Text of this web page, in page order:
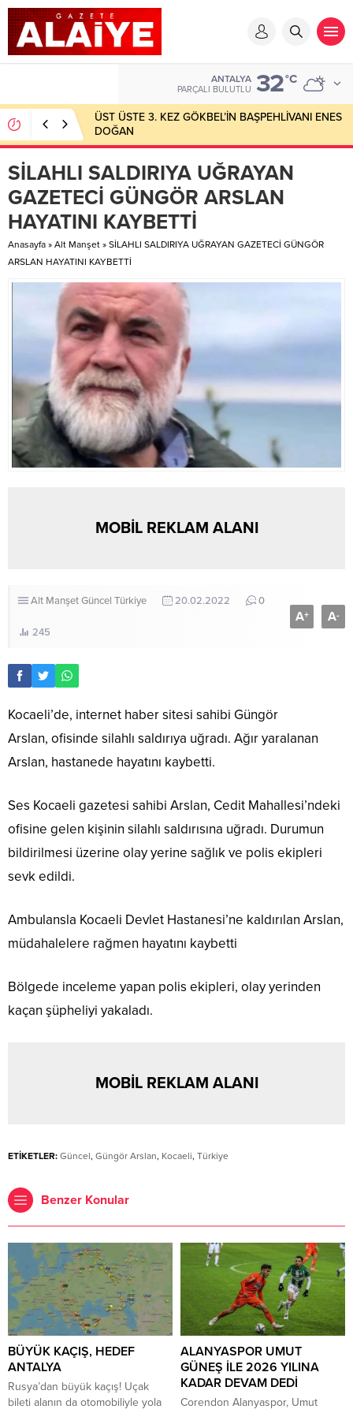
ANTALYA
PARÇALI BULUTLU 32°C
ÜST ÜSTE 3. KEZ GÖKBEL’İN BAŞPEHLİVANI ENES
DOĞAN
SİLAHLI SALDIRIYA UĞRAYAN
GAZETECİ GÜNGÖR ARSLAN
HAYATINI KAYBETTİ
Anasayfa » Alt Manşet » SİLAHLI SALDIRIYA UĞRAYAN GAZETECİ GÜNGÖR
ARSLAN HAYATINI KAYBETTİ
MOBİL REKLAM ALANI
Alt ManşetGüncel Türkiye 20.02.2022 0
245
A+ A-
Kocaeli’de, internet haber sitesi sahibi Güngör
Arslan, ofisinde silahlı saldırıya uğradı. Ağır yaralanan
Arslan, hastanede hayatını kaybetti.
Ses Kocaeli gazetesi sahibi Arslan, Cedit Mahallesi’ndeki
ofisine gelen kişinin silahlı saldırısına uğradı. Durumun
bildirilmesi üzerine olay yerine sağlık ve polis ekipleri
sevk edildi.
Ambulansla Kocaeli Devlet Hastanesi’ne kaldırılan Arslan,
müdahalelere rağmen hayatını kaybetti
Bölgede inceleme yapan polis ekipleri, olay yerinden
kaçan şüpheliyi yakaladı.
MOBİL REKLAM ALANI
ETİKETLER: Güncel, Güngör Arslan, Kocaeli, Türkiye
Benzer Konular
BÜYÜK KAÇIŞ, HEDEF
ANTALYA
Rusya’dan büyük kaçış! Uçak
bileti alanın da otomobiliyle yola
ALANYASPOR UMUT
GÜNEŞ İLE 2026 YILINA
KADAR DEVAM DEDİ
Corendon Alanyaspor, Umut